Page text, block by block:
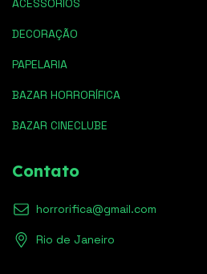
ACESSÓRIOS
DECORAÇÃO
PAPELARIA
BAZAR HORRORÍFICA
BAZAR CINECLUBE
Contato
horrorifica@gmail.com
Rio de Janeiro